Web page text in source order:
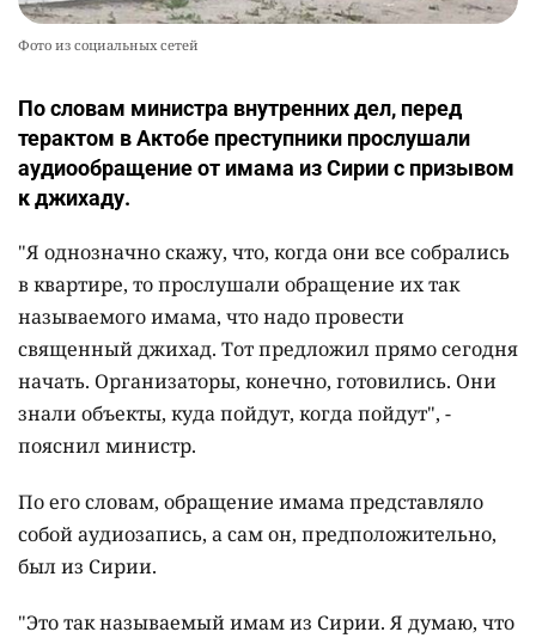
Фото из социальных сетей
По словам министра внутренних дел, перед
терактом в Актобе преступники прослушали
аудиообращение от имама из Сирии с призывом
к джихаду.
"Я однозначно скажу, что, когда они все собрались
в квартире, то прослушали обращение их так
называемого имама, что надо провести
священный джихад. Тот предложил прямо сегодня
начать. Организаторы, конечно, готовились. Они
знали объекты, куда пойдут, когда пойдут", -
пояснил министр.
По его словам, обращение имама представляло
собой аудиозапись, а сам он, предположительно,
был из Сирии.
"Это так называемый имам из Сирии. Я думаю, что